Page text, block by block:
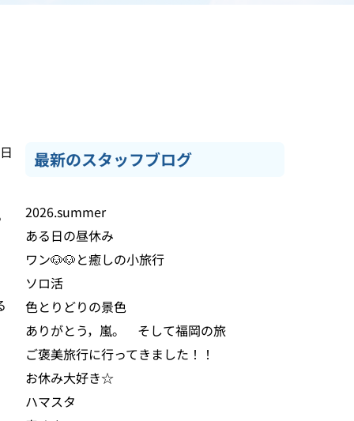
最新のスタッフブログ
2026.summer
ある日の昼休み
ワン🐶🐶と癒しの小旅行
ソロ活
色とりどりの景色
ありがとう，嵐。 そして福岡の旅
ご褒美旅行に行ってきました！！
お休み大好き☆
ハマスタ